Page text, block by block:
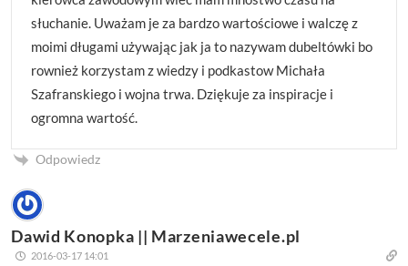
słuchanie. Uważam je za bardzo wartościowe i walczę z
moimi długami używając jak ja to nazywam dubeltówki bo
rownież korzystam z wiedzy i podkastow Michała
Szafranskiego i wojna trwa. Dziękuje za inspiracje i
ogromna wartość.
Odpowiedz
Dawid Konopka || Marzeniawecele.pl
2016-03-17 14:01